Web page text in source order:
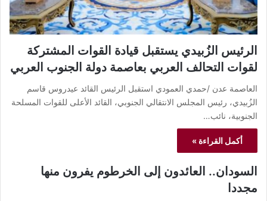
الرئيس الزُبيدي يستقبل قيادة القوات المشتركة
لقوات التحالف العربي بعاصمة دولة الجنوب العربي
العاصمة عدن /حمدي العمودي استقبل الرئيس القائد عيدروس قاسم
الزُبيدي، رئيس المجلس الانتقالي الجنوبي، القائد الأعلى للقوات المسلحة
الجنوبية، نائب…
أكمل القراءة »
السودان.. العائدون إلى الخرطوم يفرون منها
مجددا